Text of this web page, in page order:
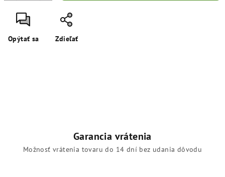
Opýtať sa Zdieľať
Garancia vrátenia
Možnosť vrátenia tovaru do 14 dní bez udania dôvodu